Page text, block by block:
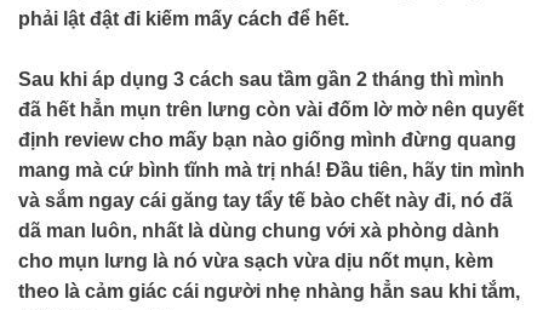
phải lật đật đi kiếm mấy cách để hết.
Sau khi áp dụng 3 cách sau tầm gần 2 tháng thì mình
đã hết hẳn mụn trên lưng còn vài đốm lờ mờ nên quyết
định review cho mấy bạn nào giống mình đừng quang
mang mà cứ bình tĩnh mà trị nhá! Đầu tiên, hãy tin mình
và sắm ngay cái găng tay tẩy tế bào chết này đi, nó đã
dã man luôn, nhất là dùng chung với xà phòng dành
cho mụn lưng là nó vừa sạch vừa dịu nốt mụn, kèm
theo là cảm giác cái người nhẹ nhàng hẳn sau khi tắm,